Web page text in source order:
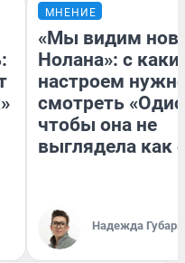
МНЕНИЕ
«Мы видим
Нолана»: с
настроем
смотреть
чтобы она не
выглядела как
Надежда Губарь